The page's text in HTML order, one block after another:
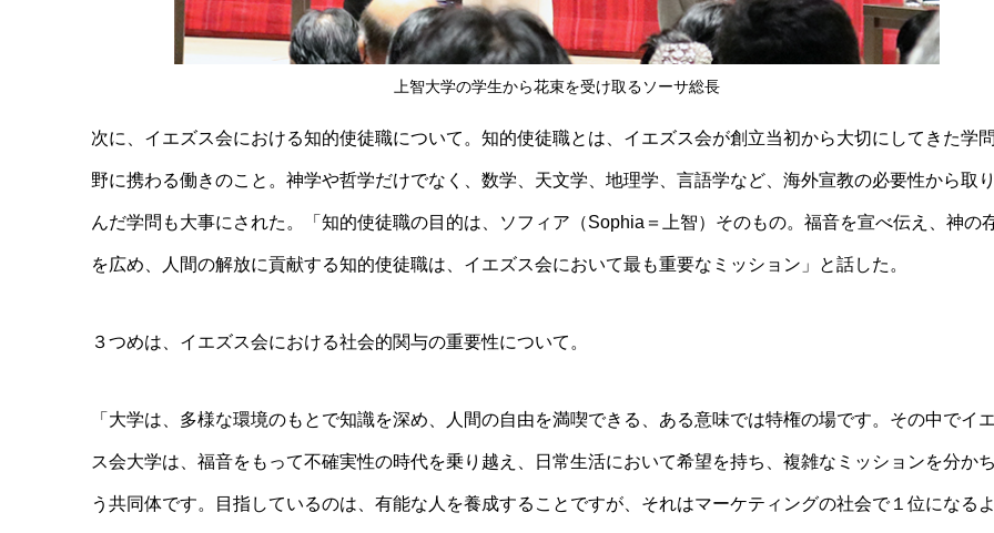
上智大学の学生から花束を受け取るソーサ総長
次に、イエズス会における知的使徒職について。知的使徒職とは、イエズス会が創立当初から大切にしてきた学
野に携わる働きのこと。神学や哲学だけでなく、数学、天文学、地理学、言語学など、海外宣教の必要性から取
んだ学問も大事にされた。「知的使徒職の目的は、ソフィア（Sophia＝上智）そのもの。福音を宣べ伝え、神の
を広め、人間の解放に貢献する知的使徒職は、イエズス会において最も重要なミッション」と話した。
３つめは、イエズス会における社会的関与の重要性について。
「大学は、多様な環境のもとで知識を深め、人間の自由を満喫できる、ある意味では特権の場です。その中でイ
ス会大学は、福音をもって不確実性の時代を乗り越え、日常生活において希望を持ち、複雑なミッションを分か
う共同体です。目指しているのは、有能な人を養成することですが、それはマーケティングの社会で１位になる